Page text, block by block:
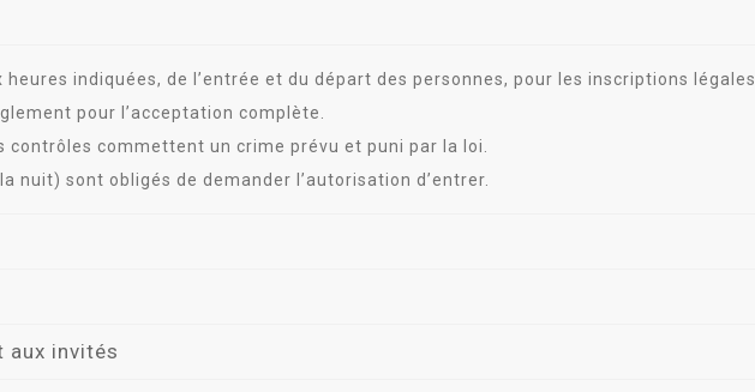
indiquées, de l’entrée et du départ des personnes, pour les inscriptions légales.
pour l’acceptation complète.
commettent un crime prévu et puni par la loi.
nuit) sont obligés de demander l’autorisation d’entrer.
aux invités